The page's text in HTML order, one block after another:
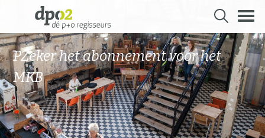
content
PZeker het abonnement voor het
MKB